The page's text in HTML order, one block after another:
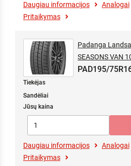
Daugiau informacijos Analogai
Pritaikymas
Padanga
SEASONS VAN
PAD195/
Tiekėjas
Sandėliai
Jūsų kaina
Daugiau informacijos Analogai
Pritaikymas